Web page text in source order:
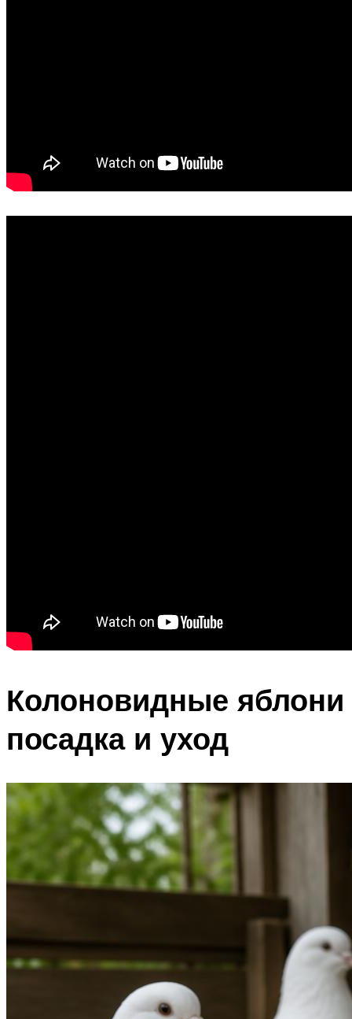
Колоновидные яблони
посадка и уход